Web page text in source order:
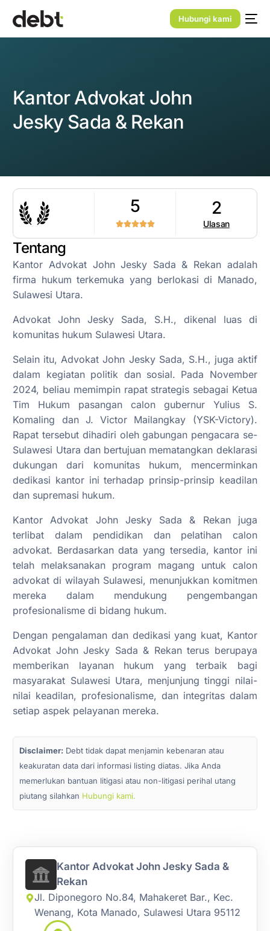
Hubungi kami
Kantor Advokat John
Jesky Sada & Rekan
5 2
Ulasan
Tentang
Kantor Advokat John Jesky Sada & Rekan adalah
firma hukum terkemuka yang berlokasi di Manado,
Sulawesi Utara.
Advokat John Jesky Sada, S.H., dikenal luas di
komunitas hukum Sulawesi Utara.
Selain itu, Advokat John Jesky Sada, S.H., juga aktif
dalam kegiatan politik dan sosial. Pada November
2024, beliau memimpin rapat strategis sebagai Ketua
Tim Hukum pasangan calon gubernur Yulius S.
Komaling dan J. Victor Mailangkay (YSK-Victory).
Rapat tersebut dihadiri oleh gabungan pengacara se-
Sulawesi Utara dan bertujuan mematangkan deklarasi
dukungan dari komunitas hukum, mencerminkan
dedikasi kantor ini terhadap prinsip-prinsip keadilan
dan supremasi hukum.
Kantor Advokat John Jesky Sada & Rekan juga
terlibat dalam pendidikan dan pelatihan calon
advokat. Berdasarkan data yang tersedia, kantor ini
telah melaksanakan program magang untuk calon
advokat di wilayah Sulawesi, menunjukkan komitmen
mereka dalam mendukung pengembangan
profesionalisme di bidang hukum.
Dengan pengalaman dan dedikasi yang kuat, Kantor
Advokat John Jesky Sada & Rekan terus berupaya
memberikan layanan hukum yang terbaik bagi
masyarakat Sulawesi Utara, menjunjung tinggi nilai-
nilai keadilan, profesionalisme, dan integritas dalam
setiap aspek pelayanan mereka.
Disclaimer: Debt tidak dapat menjamin kebenaran atau
keakuratan data dari informasi listing diatas. Jika Anda
memerlukan bantuan litigasi atau non-litigasi perihal utang
piutang silahkan Hubungi kami.
Kantor Advokat John Jesky Sada &
Rekan
Jl. Diponegoro No.84, Mahakeret Bar., Kec.
Wenang, Kota Manado, Sulawesi Utara 95112